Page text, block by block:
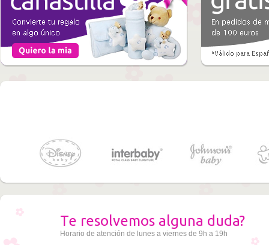
Te resolvemos alguna duda?
Horario de atención de lunes a viernes de 9h a 19h